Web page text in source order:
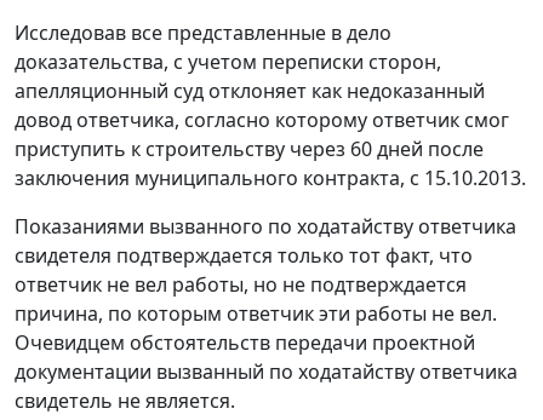
Исследовав все представленные в дело
доказательства, с учетом переписки сторон,
апелляционный суд отклоняет как недоказанный
довод ответчика, согласно которому ответчик смог
приступить к строительству через 60 дней после
заключения муниципального контракта, с 15.10.2013.
Показаниями вызванного по ходатайству ответчика
свидетеля подтверждается только тот факт, что
ответчик не вел работы, но не подтверждается
причина, по которым ответчик эти работы не вел.
Очевидцем обстоятельств передачи проектной
документации вызванный по ходатайству ответчика
свидетель не является.